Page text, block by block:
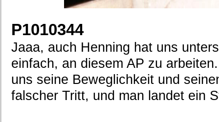
P1010344
Jaaa, auch Henning hat uns
einfach, an diesem AP zu
uns seine Beweglichkeit und
falscher Tritt, und man landet ein